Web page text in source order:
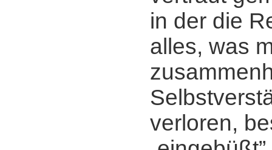
in der die
alles, was
verloren,